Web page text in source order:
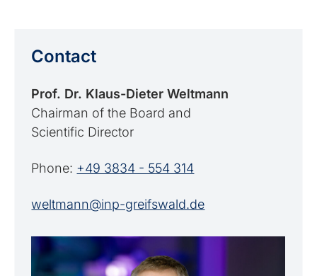
Contact
Prof. Dr. Klaus-Dieter Weltmann
Chairman of the Board and
Scientific Director
Phone: +49 3834 - 554 314
weltmann@inp-greifswald.de